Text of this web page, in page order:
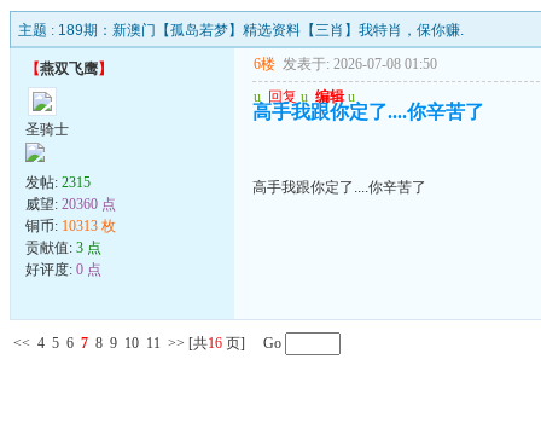
主题 : 189期：新澳门【孤岛若梦】精选资料【三肖】我特肖，保你赚.
【燕双飞鹰】
圣骑士
发帖: 2315
威望: 20360 点
铜币: 10313 枚
贡献值: 3 点
好评度: 0 点
6楼 发表于: 2026-07-08 01:50
u 回复 u 编辑 u
高手我跟你定了....你辛苦了
高手我跟你定了....你辛苦了
<< 4 5 6 7 8 9 10 11 >> [共16 页] Go